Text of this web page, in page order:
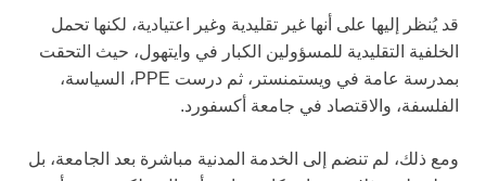
قد يُنظر إليها على أنها غير تقليدية وغير اعتيادية، لكنها تحمل
الخلفية التقليدية للمسؤولين الكبار في وايتهول، حيث التحقت
بمدرسة عامة في ويستمنستر، ثم درست PPE، السياسة،
الفلسفة، والاقتصاد في جامعة أكسفورد.
ومع ذلك، لم تنضم إلى الخدمة المدنية مباشرة بعد الجامعة، بل